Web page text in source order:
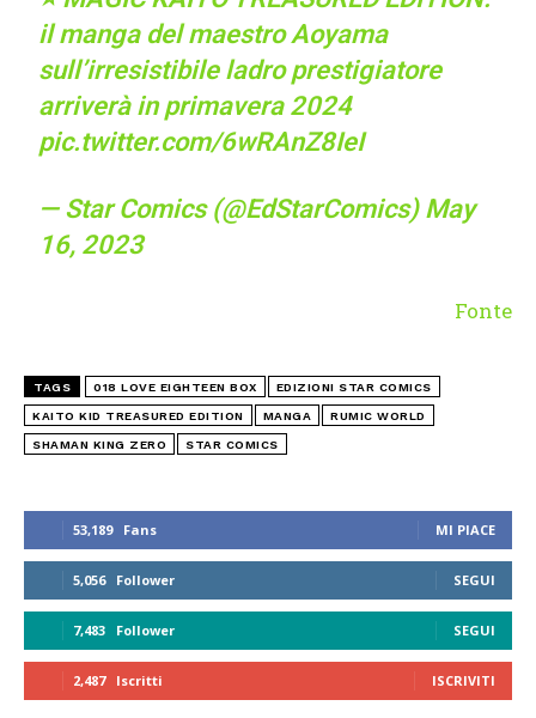
53,189 Fans MI PIACE
5,056 Follower SEGUI
7,483 Follower SEGUI
2,487 Iscritti ISCRIVITI
il manga del maestro Aoyama
sull’irresistibile ladro prestigiatore
arriverà in primavera 2024
pic.twitter.com/6wRAnZ8IeI
— Star Comics (@EdStarComics) May
16, 2023
Fonte
TAGS 018 LOVE EIGHTEEN BOX EDIZIONI STAR COMICS
KAITO KID TREASURED EDITION MANGA RUMIC WORLD
SHAMAN KING ZERO STAR COMICS